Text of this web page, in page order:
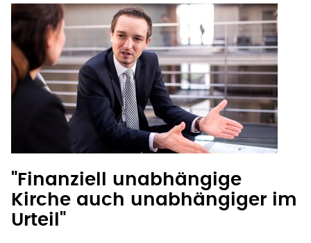
"Finanziell unabhängige
Kirche auch unabhängiger im
Urteil"